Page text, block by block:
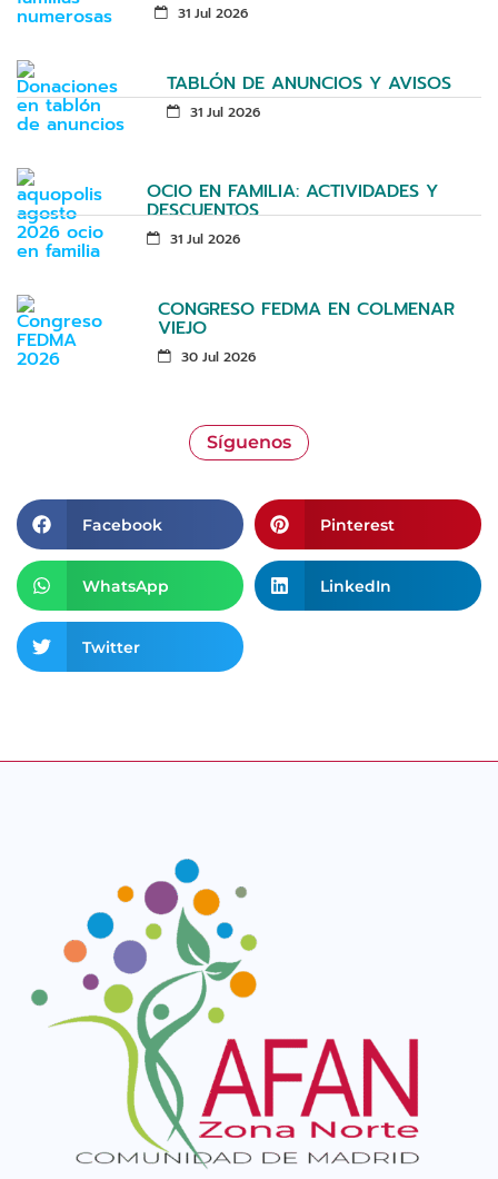
31 Jul 2026
TABLÓN DE ANUNCIOS Y AVISOS
31 Jul 2026
OCIO EN FAMILIA: ACTIVIDADES Y
DESCUENTOS
31 Jul 2026
CONGRESO FEDMA EN COLMENAR
VIEJO
30 Jul 2026
Síguenos
Facebook Pinterest
WhatsApp LinkedIn
Twitter